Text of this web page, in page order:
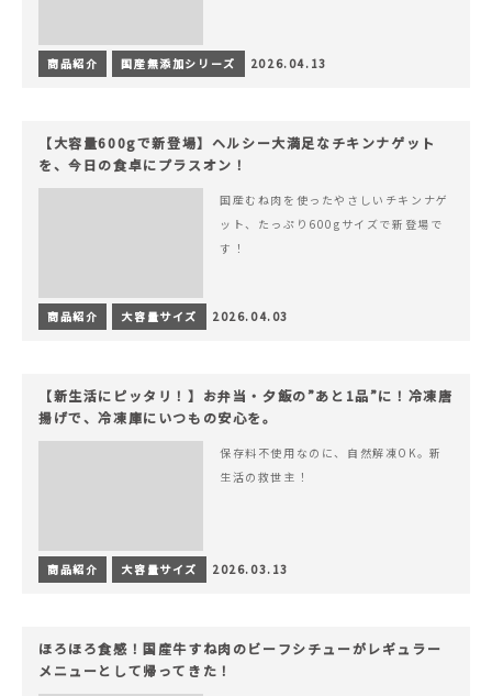
商品紹介 国産無添加シリーズ 2026.04.13
【大容量600gで新登場】ヘルシー大満足なチキンナゲット
を、今日の食卓にプラスオン！
国産むね肉を使ったやさしいチキンナゲ
ット、たっぷり600gサイズで新登場で
す！
商品紹介 大容量サイズ 2026.04.03
【新生活にピッタリ！】お弁当・夕飯の”あと1品”に！冷凍唐
揚げで、冷凍庫にいつもの安心を。
保存料不使用なのに、自然解凍OK。新
生活の救世主！
商品紹介 大容量サイズ 2026.03.13
ほろほろ食感！国産牛すね肉のビーフシチューがレギュラー
メニューとして帰ってきた！